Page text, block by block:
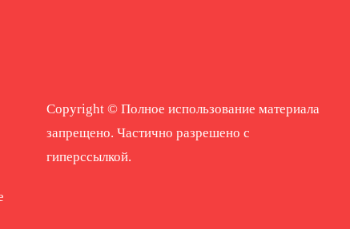
Copyright © Полное использование материала
запрещено. Частично разрешено с
гиперссылкой.